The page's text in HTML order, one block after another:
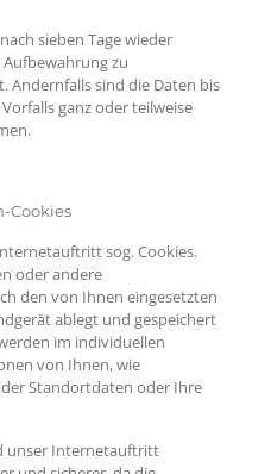
sieben Tage wieder
zu
Andernfalls sind die Daten bis
ganz oder teilweise
Cookies
sog. Cookies.
oder andere
den von Ihnen eingesetzten
ablegt und gespeichert
im individuellen
von Ihnen, wie
Standortdaten oder Ihre
unser Internetauftritt